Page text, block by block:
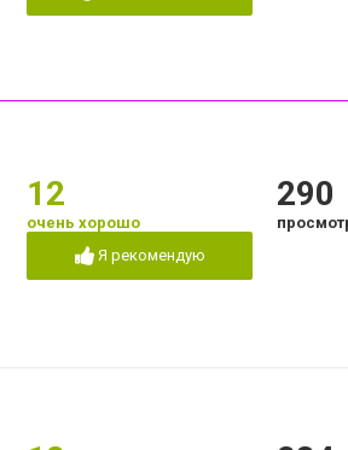
12
очень хорошо
Я рекомендую
290